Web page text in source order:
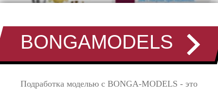
BONGAMODELS
Подработка моделью с BONGA-MODELS - это